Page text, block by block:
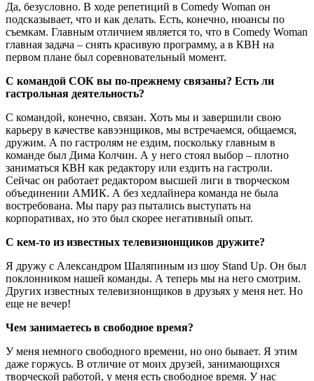
Да, безусловно. В ходе репетиций в Comedy Woman он
подсказывает, что и как делать. Есть, конечно, нюансы по
съемкам. Главным отличием является то, что в Comedy Woman
главная задача – снять красивую программу, а в КВН на
первом плане был соревновательный момент.
С командой СОК вы по-прежнему связаны? Есть ли
гастрольная деятельность?
С командой, конечно, связан. Хоть мы и завершили свою
карьеру в качестве кавээнщиков, мы встречаемся, общаемся,
дружим. А по гастролям не ездим, поскольку главным в
команде был Дима Колчин. А у него стоял выбор – плотно
заниматься КВН как редактору или ездить на гастроли.
Сейчас он работает редактором высшей лиги в творческом
объединении АМИК. А без хедлайнера команда не была
востребована. Мы пару раз пытались выступать на
корпоративах, но это был скорее негативный опыт.
С кем-то из известных телевизионщиков дружите?
Я дружу с Александром Шаляпиным из шоу Stand Up. Он был
поклонником нашей команды. А теперь мы на него смотрим.
Других известных телевизионщиков в друзьях у меня нет. Но
еще не вечер!
Чем занимаетесь в свободное время?
У меня немного свободного времени, но оно бывает. Я этим
даже горжусь. В отличие от моих друзей, занимающихся
творческой работой, у меня есть свободное время. У нас